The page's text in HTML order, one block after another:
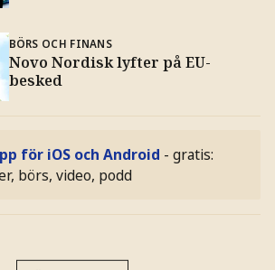
BÖRS OCH FINANS
Novo Nordisk lyfter på EU-
besked
för iOS och Android - gratis:
börs, video, podd